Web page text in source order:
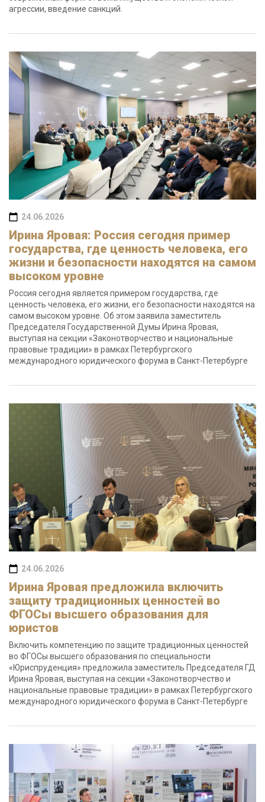
агрессии, введение санкций.
24.06.2026
Ирина Яровая: Россия сегодня пример
государства, где ценность человека, его
жизни и безопасности находятся на самом
высоком уровне
Россия сегодня является примером государства, где
ценность человека, его жизни, его безопасности находятся на
самом высоком уровне. Об этом заявила заместитель
Председателя Государственной Думы Ирина Яровая,
выступая на секции «Законотворчество и национальные
правовые традиции» в рамках Петербургского
международного юридического форума в Санкт-Петербурге
24.06.2026
Ирина Яровая предложила включить
защиту традиционных ценностей во
ФГОСы высшего образования для
юристов
Включить компетенцию по защите традиционных ценностей
во ФГОСы высшего образования по специальности
«Юриспруденция» предложила заместитель Председателя ГД
Ирина Яровая, выступая на секции «Законотворчество и
национальные правовые традиции» в рамках Петербургского
международного юридического форума в Санкт-Петербурге